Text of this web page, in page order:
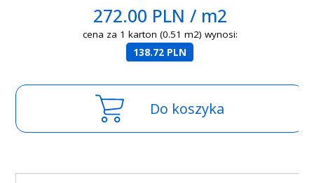
272.00 PLN / m2
cena za 1 karton (0.51 m2) wynosi:
138.72 PLN
Do koszyka